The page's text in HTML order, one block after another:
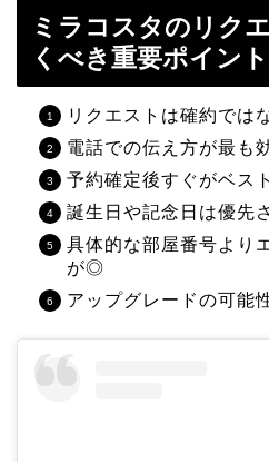
ミラコスタのリク
くべき重要ポイント
リクエストは確約では
電話での伝え方が最も
予約確定後すぐがベス
誕生日や記念日は優先
具体的な部屋番号より
が◎
アップグレードの可能